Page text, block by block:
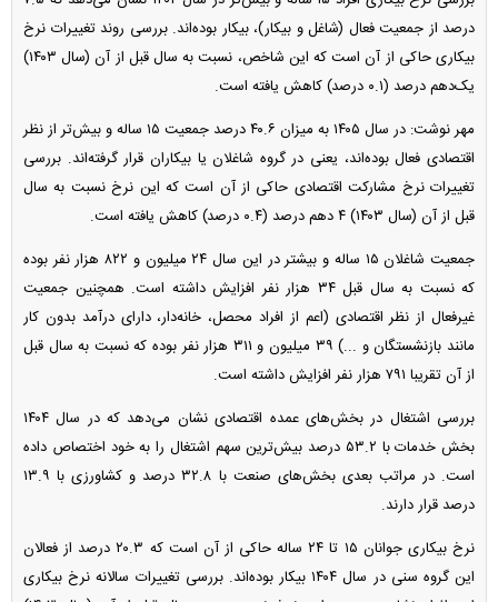
درصد از جمعیت فعال (شاغل و بیکار)، بیکار بوده‌اند. بررسی روند تغییرات نرخ
بیکاری حاکی از آن است که این شاخص، نسبت به سال قبل از آن (سال ۱۴۰۳)
یک‌دهم درصد (۰.۱ درصد) کاهش یافته است.
مهر نوشت: در سال ۱۴۰۵ به میزان ۴۰.۶ درصد جمعیت ۱۵ ساله و بیش‌تر از نظر
اقتصادی فعال بوده‌اند، یعنی در گروه شاغلان یا بیکاران قرار گرفته‌اند. بررسی
تغییرات نرخ مشارکت اقتصادی حاکی از آن است که این نرخ نسبت به سال
قبل از آن (سال ۱۴۰۳) ۴ دهم درصد (۰.۴ درصد) کاهش یافته است.
جمعیت شاغلان ۱۵ ساله و بیشتر در این سال ۲۴ میلیون و ۸۲۲ هزار نفر بوده
که نسبت به سال قبل ۳۴ هزار نفر افزایش داشته است. همچنین جمعیت
غیرفعال از نظر اقتصادی (اعم از افراد محصل، خانه‌دار، دارای درآمد بدون کار
مانند بازنشستگان و ...) ۳۹ میلیون و ۳۱۱ هزار نفر بوده که نسبت به سال قبل
از آن تقریبا ۷۹۱ هزار نفر افزایش داشته است.
بررسی اشتغال در بخش‌های عمده اقتصادی نشان می‌دهد که در سال ۱۴۰۴
بخش خدمات با ۵۳.۲ درصد بیش‌ترین سهم اشتغال را به خود اختصاص داده
است. در مراتب بعدی بخش‌های صنعت با ۳۲.۸ درصد و کشاورزی با ۱۳.۹
درصد قرار دارند.
نرخ بیکاری جوانان ۱۵ تا ۲۴ ساله حاکی از آن است که ۲۰.۳ درصد از فعالان
این گروه سنی در سال ۱۴۰۴ بیکار بوده‌اند. بررسی تغییرات سالانه نرخ بیکاری